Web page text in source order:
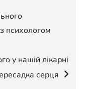
психологом
у нашій лікарні
серця